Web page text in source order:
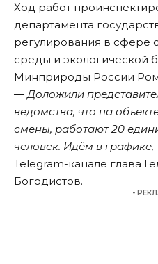
Ход работ
департамента
регулирования в
среды и экологической
Минприроды России
― Доложили
ведомства, что на
смены, работают 20
человек. Идём в
Telegram-канале глава
Богодистов.
-